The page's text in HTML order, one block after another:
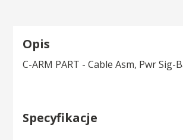
Opis
C-ARM PART - Cable Asm, Pwr Sig-
Specyfikacje